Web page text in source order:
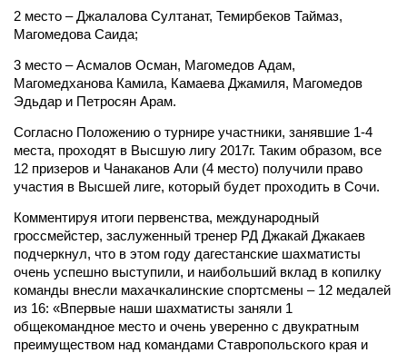
2 место – Джалалова Султанат, Темирбеков Таймаз,
Магомедова Саида;
3 место – Асмалов Осман, Магомедов Адам,
Магомедханова Камила, Камаева Джамиля, Магомедов
Эдьдар и Петросян Арам.
Согласно Положению о турнире участники, занявшие 1-4
места, проходят в Высшую лигу 2017г. Таким образом, все
12 призеров и Чанаканов Али (4 место) получили право
участия в Высшей лиге, который будет проходить в Сочи.
Комментируя итоги первенства, международный
гроссмейстер, заслуженный тренер РД Джакай Джакаев
подчеркнул, что в этом году дагестанские шахматисты
очень успешно выступили, и наибольший вклад в копилку
команды внесли махачкалинские спортсмены – 12 медалей
из 16: «Впервые наши шахматисты заняли 1
общекомандное место и очень уверенно с двукратным
преимуществом над командами Ставропольского края и